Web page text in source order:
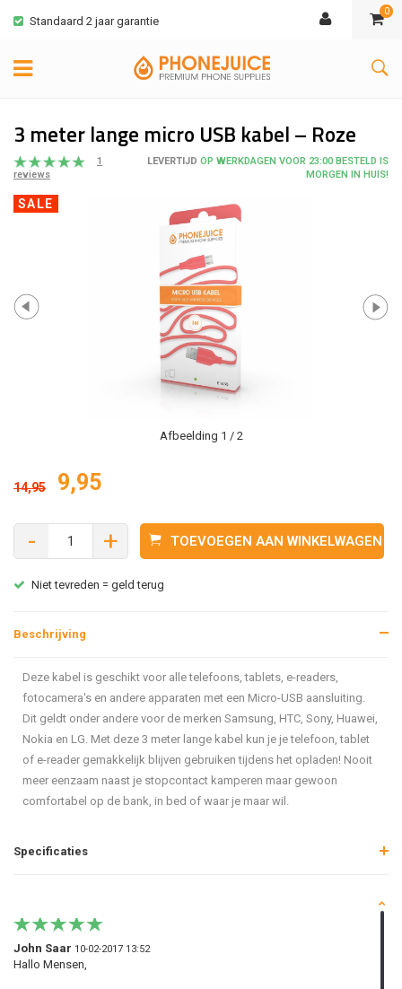
Standaard 2 jaar garantie
0
3 meter lange micro USB kabel – Roze
1
reviews
LEVERTIJD OP WERKDAGEN VOOR 23:00 BESTELD IS
MORGEN IN HUIS!
SALE
Afbeelding 1 / 2
14,95 9,95
- + TOEVOEGEN AAN WINKELWAGEN
Niet tevreden = geld terug
Beschrijving
Deze kabel is geschikt voor alle telefoons, tablets, e-readers,
fotocamera's en andere apparaten met een Micro-USB aansluiting.
Dit geldt onder andere voor de merken Samsung, HTC, Sony, Huawei,
Nokia en LG. Met deze 3 meter lange kabel kun je je telefoon, tablet
of e-reader gemakkelijk blijven gebruiken tijdens het opladen! Nooit
meer eenzaam naast je stopcontact kamperen maar gewoon
comfortabel op de bank, in bed of waar je maar wil.
Specificaties
John Saar 10-02-2017 13:52
Hallo Mensen,